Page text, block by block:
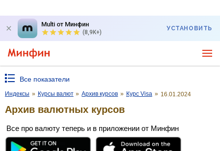
Multi от Минфин
(8,9K+)
УСТАНОВИТЬ
Все показатели
Индексы » Курсы валют » Архив курсов » Курс Visa » 16.01.2024
Архив валютных курсов
Все про валюту теперь и в приложении от Минфин